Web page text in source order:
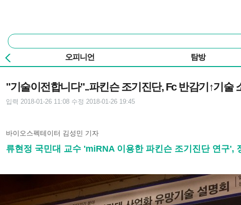
통
합
검
색
오피니언 탐방
"기술이전합니다"..파킨슨 조기진단, Fc 반감기↑기술
입력 2018-01-26 11:08 수정 2018-01-26 19:45
바이오스펙테이터 김성민 기자
류현정 국민대 교수 'miRNA 이용한 파킨슨 조기진단 연구